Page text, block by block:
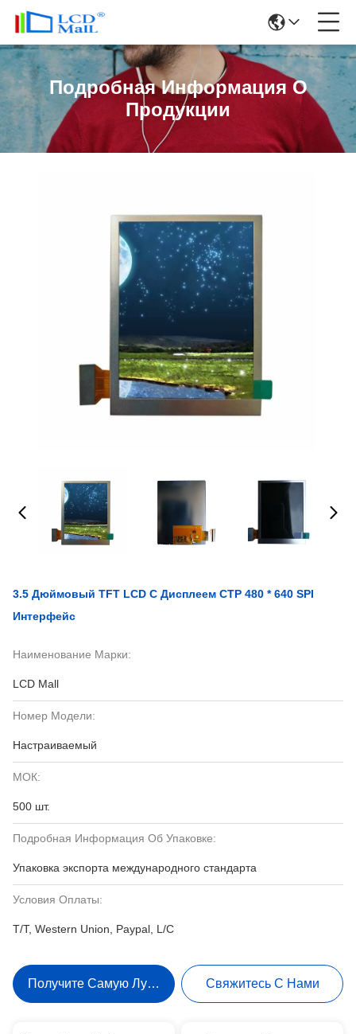
Подробная Информация О
Продукции
3.5 Дюймовый TFT LCD С Дисплеем CTP 480 * 640 SPI
Интерфейс
Наименование Марки:
LCD Mall
Номер Модели:
Настраиваемый
МОК:
500 шт.
Подробная Информация Об Упаковке:
Упаковка экспорта международного стандарта
Условия Оплаты:
T/T, Western Union, Paypal, L/C
Получите Самую Лучшую ЦенуСвяжитесь С Нами